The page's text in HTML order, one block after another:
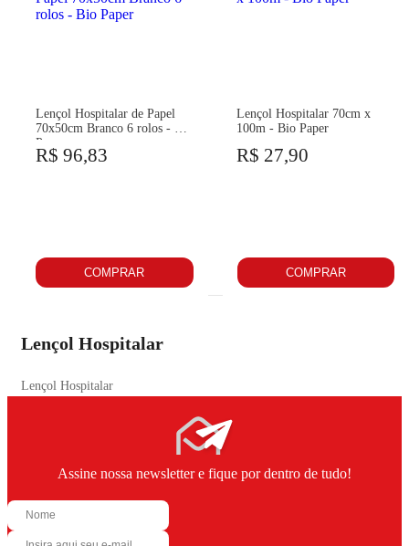
Lençol Hospitalar de Papel
70x50cm Branco 6 rolos - Bio
Paper
R$ 96,83
COMPRAR
Lençol Hospitalar 70cm x
100m - Bio Paper
R$ 27,90
COMPRAR
Lençol Hospitalar
Lençol Hospitalar
Assine nossa newsletter e fique por dentro de tudo!